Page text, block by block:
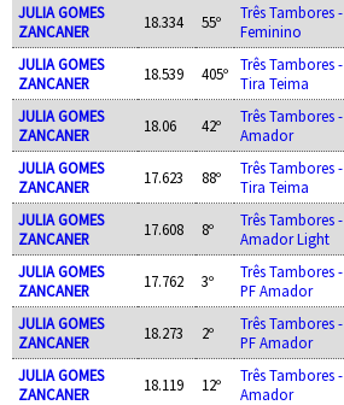
JULIA GOMES
ZANCANER
18.334 55º
Três Tambores -
Feminino
JULIA GOMES
ZANCANER
18.539 405º
Três Tambores -
Tira Teima
JULIA GOMES
ZANCANER
18.06 42º
Três Tambores -
Amador
JULIA GOMES
ZANCANER
17.623 88º
Três Tambores -
Tira Teima
JULIA GOMES
ZANCANER
17.608 8º
Três Tambores -
Amador Light
JULIA GOMES
ZANCANER
17.762 3º
Três Tambores -
PF Amador
JULIA GOMES
ZANCANER
18.273 2º
Três Tambores -
PF Amador
JULIA GOMES
ZANCANER
18.119 12º
Três Tambores -
Amador